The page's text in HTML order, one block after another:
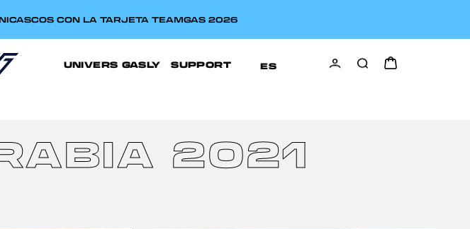
CON LA TARJETA TEAMGAS 2026
UNIVERS GASLY SUPPORT ES
2021